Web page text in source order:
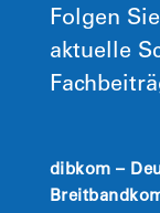
Folgen
aktuelle
dibkom –